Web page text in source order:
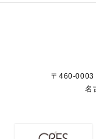
〒460-0003
名